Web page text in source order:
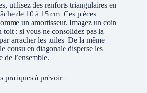
utilisez des renforts triangulaires en
de 10 à 15 cm. Ces pièces
un amortisseur. Imagez un coin
toit : si vous ne consolidez pas la
arracher les tuiles. De la même
cousu en diagonale disperse les
de l’ensemble.
pratiques à prévoir :